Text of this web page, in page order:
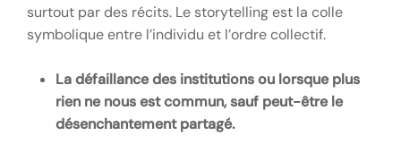
surtout par des récits. Le storytelling est la colle
symbolique entre l’individu et l’ordre collectif.
La défaillance des institutions ou lorsque plus
rien ne nous est commun, sauf peut-être le
désenchantement partagé.